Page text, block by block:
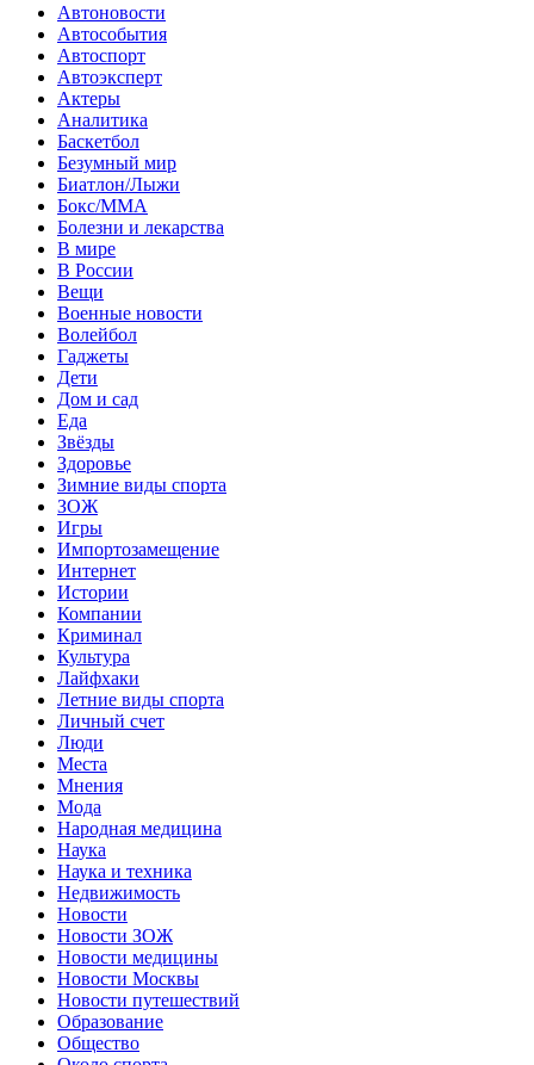
Автоновости
Автособытия
Автоспорт
Автоэксперт
Актеры
Аналитика
Баскетбол
Безумный мир
Биатлон/Лыжи
Бокс/MMA
Болезни и лекарства
В мире
В России
Вещи
Военные новости
Волейбол
Гаджеты
Дети
Дом и сад
Еда
Звёзды
Здоровье
Зимние виды спорта
ЗОЖ
Игры
Импортозамещение
Интернет
Истории
Компании
Криминал
Культура
Лайфхаки
Летние виды спорта
Личный счет
Люди
Места
Мнения
Мода
Народная медицина
Наука
Наука и техника
Недвижимость
Новости
Новости ЗОЖ
Новости медицины
Новости Москвы
Новости путешествий
Образование
Общество